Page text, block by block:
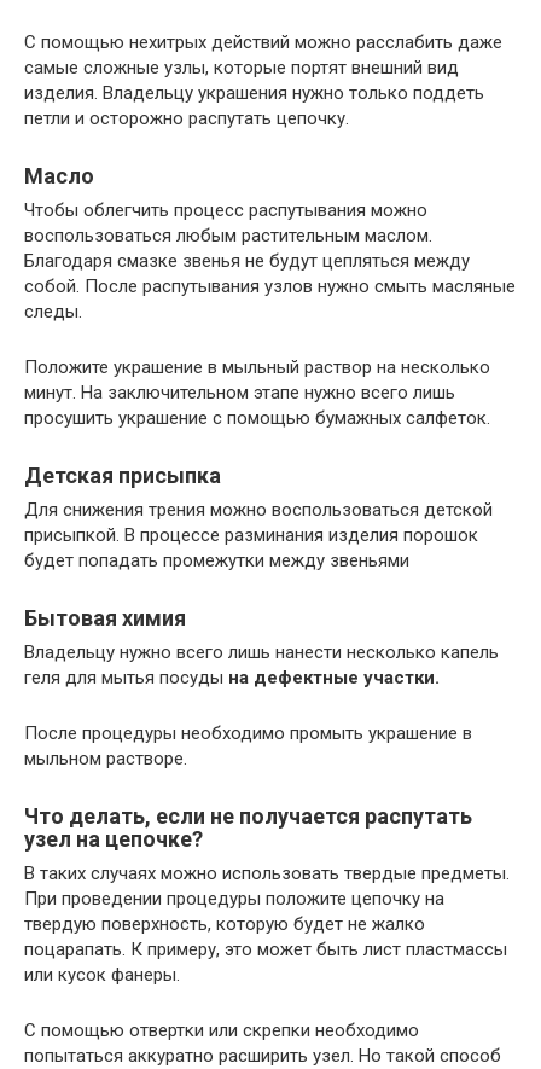
С помощью нехитрых действий можно расслабить даже
самые сложные узлы, которые портят внешний вид
изделия. Владельцу украшения нужно только поддеть
петли и осторожно распутать цепочку.
Масло
Чтобы облегчить процесс распутывания можно
воспользоваться любым растительным маслом.
Благодаря смазке звенья не будут цепляться между
собой. После распутывания узлов нужно смыть масляные
следы.
Положите украшение в мыльный раствор на несколько
минут. На заключительном этапе нужно всего лишь
просушить украшение с помощью бумажных салфеток.
Детская присыпка
Для снижения трения можно воспользоваться детской
присыпкой. В процессе разминания изделия порошок
будет попадать промежутки между звеньями
Бытовая химия
Владельцу нужно всего лишь нанести несколько капель
геля для мытья посуды на дефектные участки.
После процедуры необходимо промыть украшение в
мыльном растворе.
Что делать, если не получается распутать
узел на цепочке?
В таких случаях можно использовать твердые предметы.
При проведении процедуры положите цепочку на
твердую поверхность, которую будет не жалко
поцарапать. К примеру, это может быть лист пластмассы
или кусок фанеры.
С помощью отвертки или скрепки необходимо
попытаться аккуратно расширить узел. Но такой способ